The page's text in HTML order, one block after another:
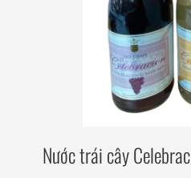
Nước trái cây